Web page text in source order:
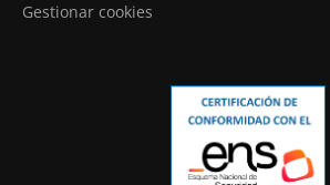
Gestionar cookies